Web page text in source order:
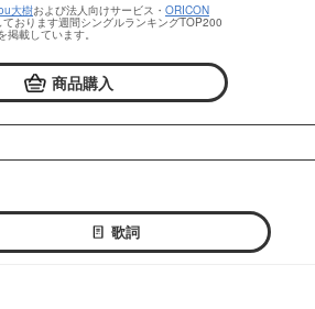
大樹および法人向けサービス・ ORICON
ております週間シングルランキングTOP200
載しています。
商品購入
歌詞